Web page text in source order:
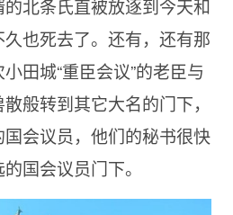
北条氏直被放逐到今天和
也死去了。还有，还有那
田城“重臣会议”的老臣与
般转到其它大名的门下，
会议员，他们的秘书很快
国会议员门下。